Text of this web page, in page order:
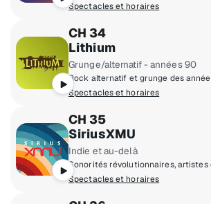
Spectacles et horaires
CH 34
Lithium
Grunge/alternatif - années 90
Spectacles et horaires
CH 35
SiriusXMU
Indie et au-delà
Spectacles et horaires